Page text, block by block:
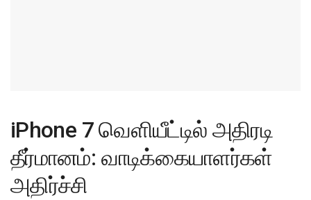
iPhone 7 வெளியீட்டில் அதிரடி
தீர்மானம்: வாடிக்கையாளர்கள்
அதிர்ச்சி